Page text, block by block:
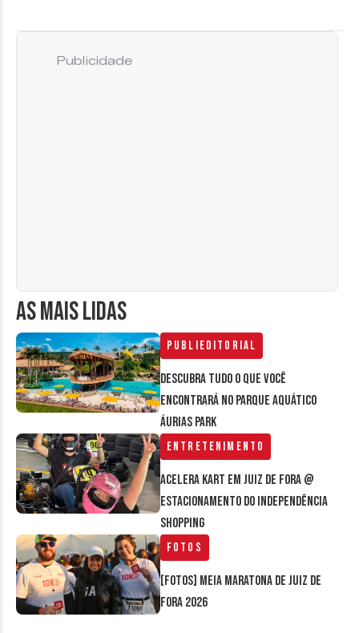
AS MAIS LIDAS
Publieditorial
Descubra tudo o que você
encontrará no parque aquático
Áurias Park
Entretenimento
Acelera Kart em Juiz de Fora @
estacionamento do Independência
Shopping
Fotos
[FOTOS] Meia Maratona de Juiz de
Fora 2026
Publicidade